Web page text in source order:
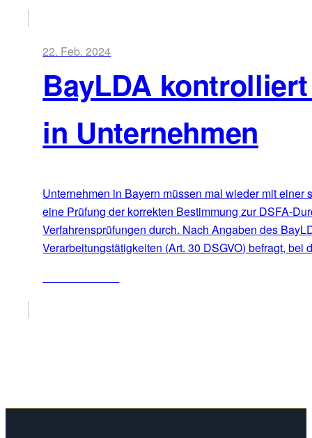
22. Feb. 2024
BayLDA
in Unternehmen
Unternehmen in Bayern müssen mal wieder mit
eine Prüfung der korrekten Bestimmung zur DSFA-
Verfahrensprüfungen durch. Nach Angaben des
Verarbeitungstätigkeiten (Art. 30 DSGVO) befragt,